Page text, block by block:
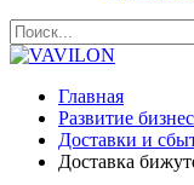
Главная
Развитие
Доставки и
Доставка